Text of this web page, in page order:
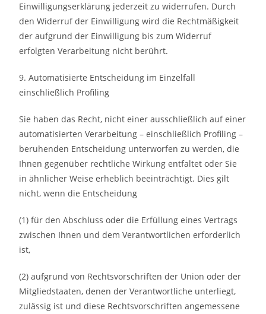
Einwilligungserklärung jederzeit zu widerrufen. Durch
den Widerruf der Einwilligung wird die Rechtmäßigkeit
der aufgrund der Einwilligung bis zum Widerruf
erfolgten Verarbeitung nicht berührt.
9. Automatisierte Entscheidung im Einzelfall
einschließlich Profiling
Sie haben das Recht, nicht einer ausschließlich auf einer
automatisierten Verarbeitung – einschließlich Profiling –
beruhenden Entscheidung unterworfen zu werden, die
Ihnen gegenüber rechtliche Wirkung entfaltet oder Sie
in ähnlicher Weise erheblich beeinträchtigt. Dies gilt
nicht, wenn die Entscheidung
(1) für den Abschluss oder die Erfüllung eines Vertrags
zwischen Ihnen und dem Verantwortlichen erforderlich
ist,
(2) aufgrund von Rechtsvorschriften der Union oder der
Mitgliedstaaten, denen der Verantwortliche unterliegt,
zulässig ist und diese Rechtsvorschriften angemessene